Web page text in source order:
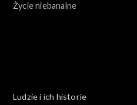
Życie niebanalne
Ludzie i ich historie